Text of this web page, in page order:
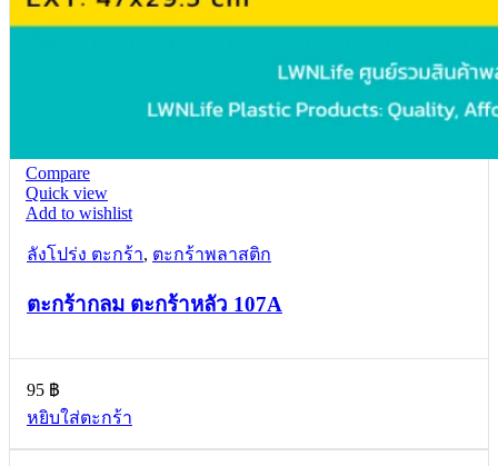
Compare
Quick view
Add to wishlist
ลังโปร่ง ตะกร้า, ตะกร้าพลาสติก
ตะกร้ากลม ตะกร้าหลัว 107A
95 ฿
หยิบใส่ตะกร้า